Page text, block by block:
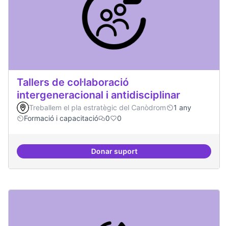
Tallers de col·laboració
intergeneracional i antidisciplinar
Treballem el pla estratègic del Canòdrom
1 any
Formació i capacitació
0 0
Donar suportTallers de col·laboració